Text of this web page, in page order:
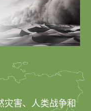
灾害、人类战争和